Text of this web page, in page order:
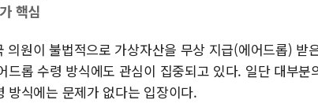
인천 선재
인천서 말
'화합'
핵심
원이 불법적으로 가상자산을 무상 지급(에어드롭) 받
드롭 수령 방식에도 관심이 집중되고 있다. 일단 대부분
방식에는 문제가 없다는 입장이다.